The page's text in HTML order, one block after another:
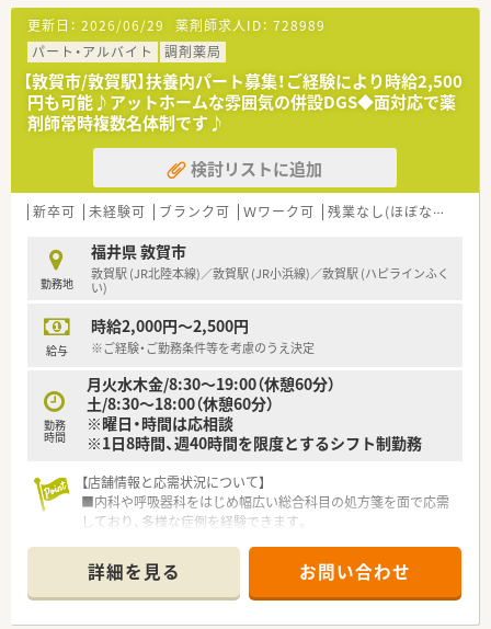
【法人特徴について】
■福井県敦賀市内に4店舗を展開し、創業から80年という長い歴
史を持ち地域住民から厚い信頼を得ている老舗企業です。
■代表ご自身も現場に入って気さくにコミュニケーションを取
られているため、風通しが良く非常に働きやすい社風です。
■地域への貢献を最優先に考えて採算度外視の設備投資を行う
など、常に患者様第一の姿勢を貫いている温かい法人です。
【職場環境と雰囲気】
■薬剤師と数名の事務スタッフが在籍しており、互いに協力し合
いながら和やかな雰囲気の中で日々の業務を行っています。
担を軽減できるサポート体制が構築されている職場です。
■充実した設備環境の中で落ち着いて業務を進めることができ、
患者様へのより良いサービス提供に集中できる環境です。
更新日： 2026/06/29 薬剤師求人ID： 728989
パート・アルバイト
調剤薬局
【敦賀市/敦賀駅】扶養内パート募集！ご経験により時給2,500
円も可能♪アットホームな雰囲気の併設DGS◆面対応で薬
剤師常時複数名体制です♪
検討リストに追加
新卒可 未経験可 ブランク可 Ｗワーク可 残業なし(ほぼなし含む)
勤務地
福井県 敦賀市
敦賀駅 (JR北陸本線)／敦賀駅 (JR小浜線)／敦賀駅 (ハピラインふく
い)
給与
時給2,000円～2,500円
※ご経験・ご勤務条件等を考慮のうえ決定
勤務
時間
月火水木金/8:30～19:00（休憩60分）
土/8:30～18:00（休憩60分）
※曜日・時間は応相談
※1日8時間、週40時間を限度とするシフト制勤務
【店舗情報と応需状況について】
■内科や呼吸器科をはじめ幅広い総合科目の処方箋を面で応需
しており、多様な症例を経験できます。
の時代に求められるスキルが身につきます。
■敦賀駅からお車で10分ほどの立地であり、マイカー通勤が可
能なので毎日の通勤も非常にスムーズです。
詳細を見る お問い合わせ